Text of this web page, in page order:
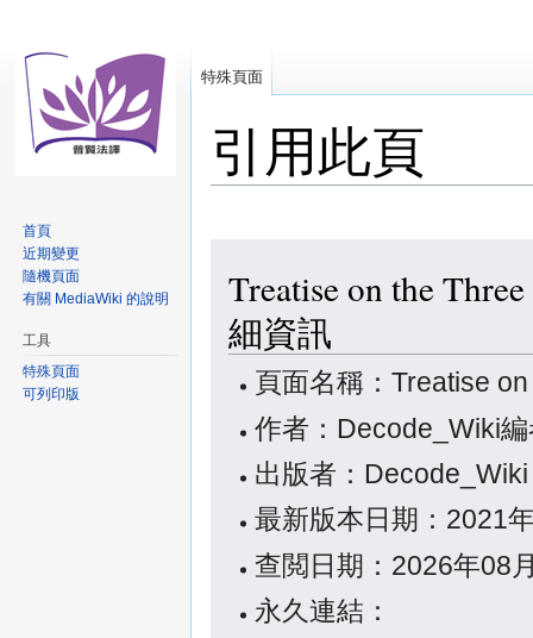
引用此頁
Treatise on the
細資訊
頁面名稱：Treatise
作者：Decode_Wiki
出版者：
最新版本日期：2021
查閲日期：2026年08
永久連結：
特殊頁面
首頁
近期變更
隨機頁面
有關 MediaWiki 的說明
工具
特殊頁面
可列印版